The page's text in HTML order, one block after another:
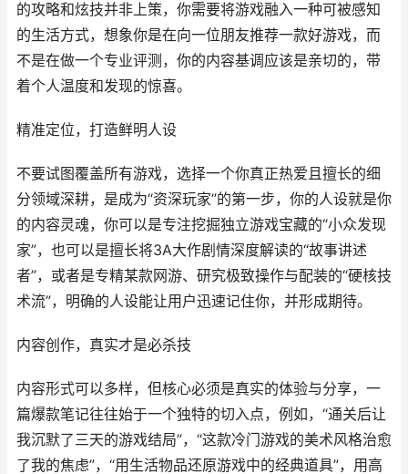
的攻略和炫技并非上策，你需要将游戏融入一种可被感知
的生活方式，想象你是在向一位朋友推荐一款好游戏，而
不是在做一个专业评测，你的内容基调应该是亲切的，带
着个人温度和发现的惊喜。
精准定位，打造鲜明人设
不要试图覆盖所有游戏，选择一个你真正热爱且擅长的细
分领域深耕，是成为“资深玩家”的第一步，你的人设就是你
的内容灵魂，你可以是专注挖掘独立游戏宝藏的“小众发现
家”，也可以是擅长将3A大作剧情深度解读的“故事讲述
者”，或者是专精某款网游、研究极致操作与配装的“硬核技
术流”，明确的人设能让用户迅速记住你，并形成期待。
内容创作，真实才是必杀技
内容形式可以多样，但核心必须是真实的体验与分享，一
篇爆款笔记往往始于一个独特的切入点，例如，“通关后让
我沉默了三天的游戏结局”，“这款冷门游戏的美术风格治愈
了我的焦虑”，“用生活物品还原游戏中的经典道具”，用高